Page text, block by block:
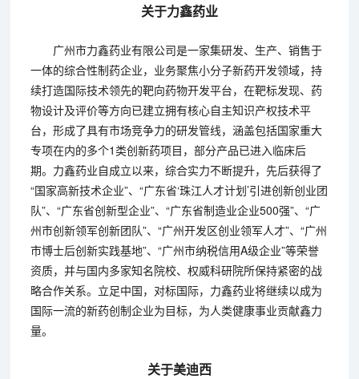
关于力鑫药业
广州市力鑫药业有限公司是一家集研发、生产、销售于
一体的综合性制药企业，业务聚焦小分子新药开发领域，持
续打造国际技术领先的靶向药物开发平台，在靶标发现、药
物设计及评价等方向已建立拥有核心自主知识产权技术平
台，形成了具有市场竞争力的研发管线，涵盖包括国家重大
专项在内的多个1类创新药项目，部分产品已进入临床后
期。力鑫药业自成立以来，综合实力不断提升，先后获得了
“国家高新技术企业”、“广东省‘珠江人才计划’引进创新创业团
队”、“广东省创新型企业”、“广东省制造业企业500强”、“广
州市创新领军创新团队”、“广州开发区创业领军人才”、“广州
市博士后创新实践基地”、“广州市纳税信用A级企业”等荣誉
资质，并与国内多家知名院校、权威科研院所保持紧密的战
略合作关系。立足中国，对标国际，力鑫药业将继续以成为
国际一流的新药创制企业为目标，为人类健康事业贡献鑫力
量。
关于美迪西